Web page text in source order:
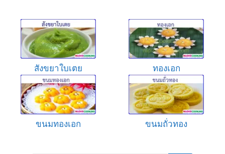
สังขยาใบเตย ทองเอก
ขนมทองเอก ขนมถั่วทอง